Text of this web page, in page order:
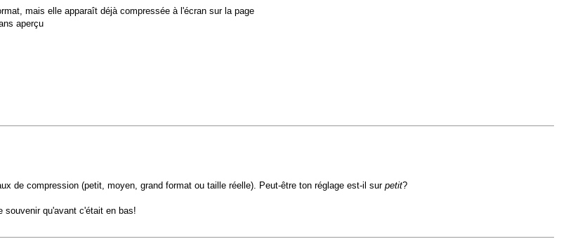
mais elle apparaît déjà compressée à l'écran sur la page
aperçu
de compression (petit, moyen, grand format ou taille réelle). Peut-être ton réglage est-il sur petit?
qu'avant c'était en bas!